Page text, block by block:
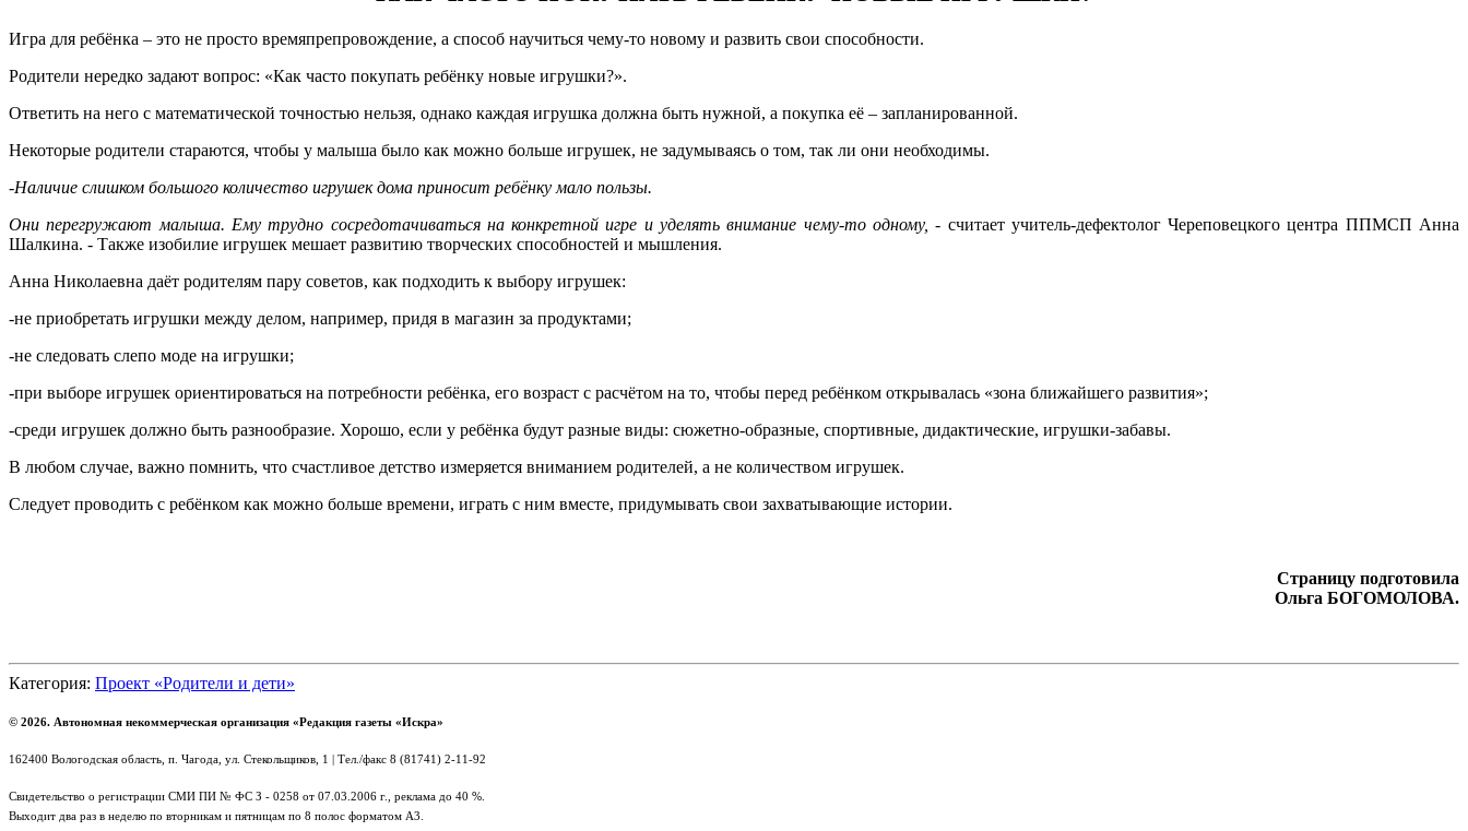
Игра для ребёнка – это не просто времяпрепровождение, а способ научиться чему-то новому и развить свои способности.
Родители нередко задают вопрос: «Как часто покупать ребёнку новые игрушки?».
Ответить на него с математической точностью нельзя, однако каждая игрушка должна быть нужной, а покупка её – запланированной.
Некоторые родители стараются, чтобы у малыша было как можно больше игрушек, не задумываясь о том, так ли они необходимы.
-Наличие слишком большого количество игрушек дома приносит ребёнку мало пользы.
Они перегружают малыша. Ему трудно сосредотачиваться на конкретной игре и уделять внимание чему-то одному, - считает учитель-дефектолог Череповецкого центра ППМСП Анна
Шалкина. - Также изобилие игрушек мешает развитию творческих способностей и мышления.
Анна Николаевна даёт родителям пару советов, как подходить к выбору игрушек:
-не приобретать игрушки между делом, например, придя в магазин за продуктами;
-не следовать слепо моде на игрушки;
-при выборе игрушек ориентироваться на потребности ребёнка, его возраст с расчётом на то, чтобы перед ребёнком открывалась «зона ближайшего развития»;
-среди игрушек должно быть разнообразие. Хорошо, если у ребёнка будут разные виды: сюжетно-образные, спортивные, дидактические, игрушки-забавы.
В любом случае, важно помнить, что счастливое детство измеряется вниманием родителей, а не количеством игрушек.
Следует проводить с ребёнком как можно больше времени, играть с ним вместе, придумывать свои захватывающие истории.
Страницу подготовила
Ольга БОГОМОЛОВА.
Категория: Проект «Родители и дети»
© 2026. Автономная некоммерческая организация «Редакция газеты «Искра»
162400 Вологодская область, п. Чагода, ул. Стекольщиков, 1 | Тел./факс 8 (81741) 2-11-92
Свидетельство о регистрации СМИ ПИ № ФС З - 0258 от 07.03.2006 г., реклама до 40 %.
Выходит два раз в неделю по вторникам и пятницам по 8 полос форматом А3.